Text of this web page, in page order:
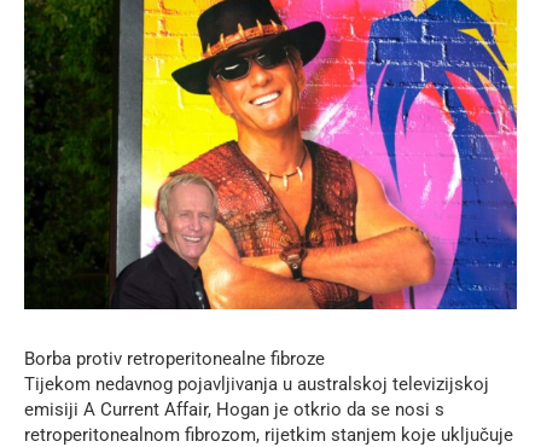
Borba protiv retroperitonealne fibroze
Tijekom nedavnog pojavljivanja u australskoj televizijskoj
emisiji A Current Affair, Hogan je otkrio da se nosi s
retroperitonealnom fibrozom, rijetkim stanjem koje uključuje